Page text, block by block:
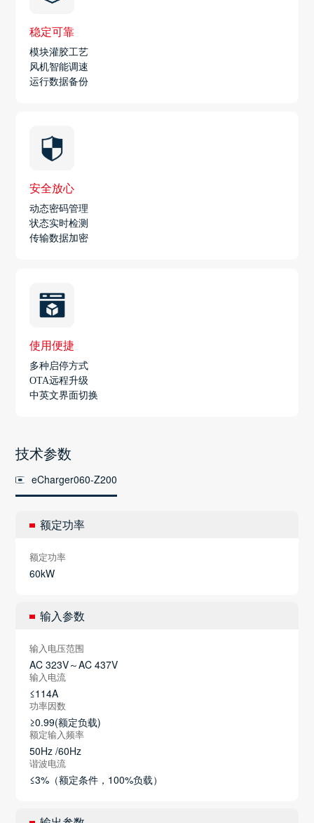
稳定可靠
模块灌胶工艺
风机智能调速
运行数据备份
安全放心
动态密码管理
状态实时检测
传输数据加密
使用便捷
多种启停方式
OTA远程升级
中英文界面切换
技术参数
eCharger060-Z200
额定功率
额定功率
60kW
输入参数
输入电压范围
AC 323V～AC 437V
输入电流
≤114A
功率因数
≥0.99(额定负载)
额定输入频率
50Hz /60Hz
谐波电流
≤3%（额定条件，100%负载）